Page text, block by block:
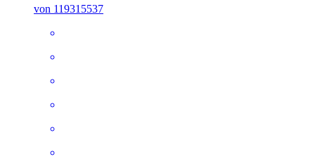
von 119315537